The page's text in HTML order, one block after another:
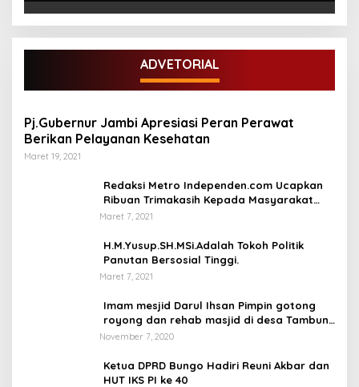
ADVETORIAL
Pj.Gubernur Jambi Apresiasi Peran Perawat
Berikan Pelayanan Kesehatan
Maret 19, 2021
Redaksi Metro Independen.com Ucapkan
Ribuan Trimakasih Kepada Masyarakat
Pengunjung Dan Pembaca.
Maret 7, 2021
H.M.Yusup.SH.MSi.Adalah Tokoh Politik
Panutan Bersosial Tinggi.
Maret 7, 2021
Imam mesjid Darul Ihsan Pimpin gotong
royong dan rehab masjid di desa Tambun
Arang Kecamatan Sumay, kabupaten tebo
November 7, 2020
Ketua DPRD Bungo Hadiri Reuni Akbar dan
HUT IKS PI ke 40